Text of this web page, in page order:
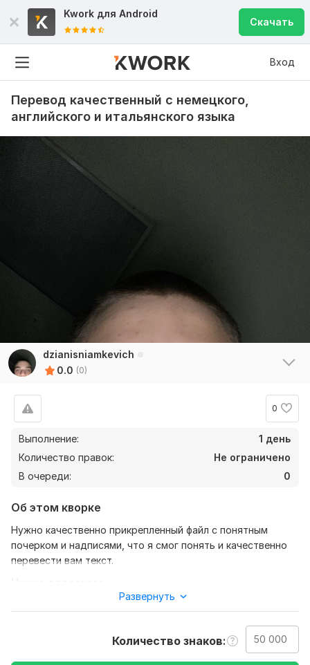
Kwork для Android
Скачать
Вход
Перевод качественный с немецкого,
английского и итальянского языка
dzianisniamkevich
0.0 (0)
0
Выполнение:
1 день
Количество правок:
Не ограничено
В очереди:
0
Об этом кворке
Нужно качественно прикрепленный файл с понятным
почерком и надписями, что я смог понять и качественно
перевести вам текст.
Чтобы выполнить ваш заказ, мне потребуется от вас
вас предпочтения. Пришлите нужные файлы и доступы,
Развернуть
Количество знаков